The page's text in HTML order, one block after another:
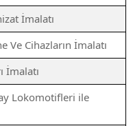
İmalatı
Ve Cihazların İmalatı
İmalatı
Lokomotifleri ile